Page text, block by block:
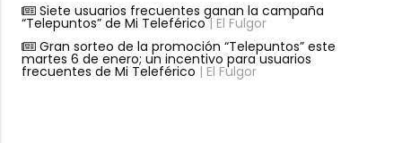
Siete usuarios frecuentes ganan la campaña
“Telepuntos” de Mi Teleférico| El Fulgor
Gran sorteo de la promoción “Telepuntos” este
martes 6 de enero; un incentivo para usuarios
frecuentes de Mi Teleférico | El Fulgor